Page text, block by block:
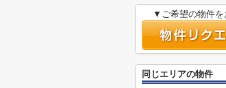
▼ご希望の物件を
同じエリアの物件